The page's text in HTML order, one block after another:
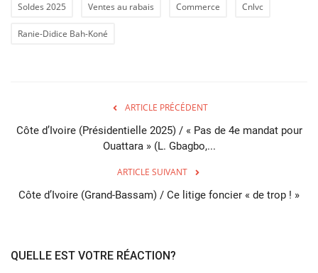
Soldes 2025 Ventes au rabais Commerce Cnlvc
Ranie-Didice Bah-Koné
ARTICLE PRÉCÉDENT
Côte d’Ivoire (Présidentielle 2025) / « Pas de 4e mandat pour
Ouattara » (L. Gbagbo,...
ARTICLE SUIVANT
Côte d’Ivoire (Grand-Bassam) / Ce litige foncier « de trop ! »
QUELLE EST VOTRE RÉACTION?